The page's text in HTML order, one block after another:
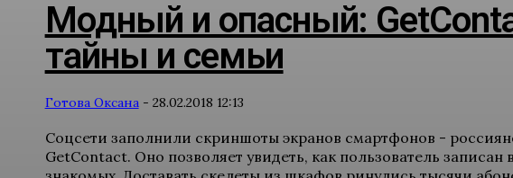
Модный и опасный:
тайны и семьи
Готова Оксана - 28.02.2018 12:13
Соцсети заполнили скриншоты экранов смартфонов -
GetContact. Оно позволяет увидеть, как пользователь